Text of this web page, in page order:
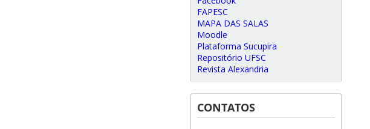
FAPESC
MAPA DAS SALAS
Moodle
Plataforma Sucupira
Repositório UFSC
Revista Alexandria
CONTATOS